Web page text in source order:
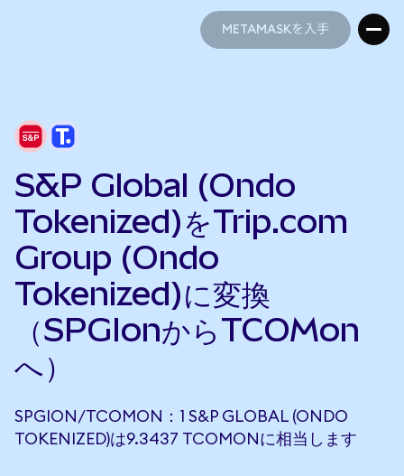
METAMASKを入手
S&P Global (Ondo
Tokenized)をTrip.com
Group (Ondo
Tokenized)に変換
（SPGIonからTCOMon
へ）
SPGION/TCOMON：1 S&P GLOBAL (ONDO
TOKENIZED)は9.3437 TCOMONに相当します